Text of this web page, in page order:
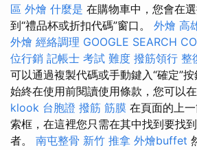
區 外燴 什麼是 在購物車中，您會在
到“禮品杯或折扣代碼”窗口。 外燴 高
外燴 經絡調理 GOOGLE SEARCH
位行銷 記帳士 考試 難度 撥筋領行 整
可以通過複製代碼或手動鍵入“確定”按
始終在使用前閱讀使用條款，您可以在
klook 台胞證 撥筋 筋膜 在頁面的上
索框，在這裡您只需在其中找到要找
者。 南屯整骨 新竹 推拿 外燴buffet